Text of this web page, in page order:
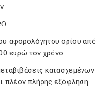
αφορολόγητου ορίου από
ευρώ τον χρόνο
κατασχεμένων
πλέον πλήρης εξόφληση